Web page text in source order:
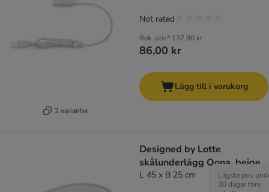
2 varianter
Rek. pris* 137,90 kr
86,00 kr
Not rated
Lägg till i varukorg
Designed by Lotte
skålunderlägg Oona, beige
L 45 x B 25 cm
Lägsta pris
30 dagar före